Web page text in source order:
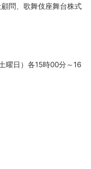
問、歌舞伎座舞台株式
日）各15時00分～16